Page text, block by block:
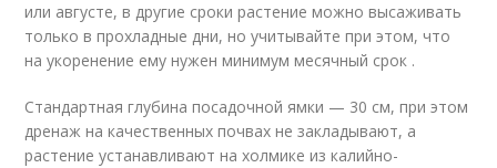
или августе, в другие сроки растение можно высаживать
только в прохладные дни, но учитывайте при этом, что
на укоренение ему нужен минимум месячный срок .
Стандартная глубина посадочной ямки — 30 см, при этом
дренаж на качественных почвах не закладывают, а
растение устанавливают на холмике из калийно-